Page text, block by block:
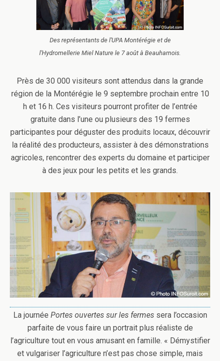
Des représentants de l’UPA Montérégie et de
l’Hydromellerie Miel Nature le 7 août à Beauharnois.
Près de 30 000 visiteurs sont attendus dans la grande
région de la Montérégie le 9 septembre prochain entre 10
h et 16 h. Ces visiteurs pourront profiter de l’entrée
gratuite dans l’une ou plusieurs des 19 fermes
participantes pour déguster des produits locaux, découvrir
la réalité des producteurs, assister à des démonstrations
agricoles, rencontrer des experts du domaine et participer
à des jeux pour les petits et les grands.
La journée Portes ouvertes sur les fermessera l’occasion
parfaite de vous faire un portrait plus réaliste de
l’agriculture tout en vous amusant en famille. « Démystifier
et vulgariser l’agriculture n’est pas chose simple, mais